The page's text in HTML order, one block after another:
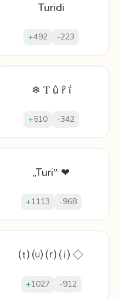
Turidi
+492 -223
❄ Ƭ û ȓ ḯ
+510 -342
„Turi‟ ❤
+1113 -968
⒯ ⒰ ⒭ ⒤ ◇
+1027 -912